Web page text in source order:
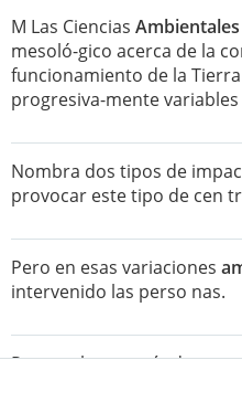
M Las Ciencias Ambientales
mesoló-gico acerca de la
funcionamiento de la
progresiva-mente
Nombra dos tipos de
provocar este tipo de cen
Pero en esas variaciones
intervenido las perso nas.
Pero en la mayoría de